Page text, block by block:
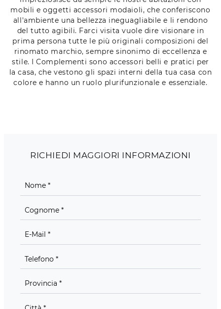
mobili e oggetti accessori modaioli, che conferiscono
all'ambiente una bellezza ineguagliabile e li rendono
del tutto agibili. Farci visita vuole dire visionare in
prima persona tutte le più originali composizioni del
rinomato marchio, sempre sinonimo di eccellenza e
stile. I Complementi sono accessori belli e pratici per
la casa, che vestono gli spazi interni della tua casa con
colore e hanno un ruolo plurifunzionale e essenziale.
RICHIEDI MAGGIORI INFORMAZIONI